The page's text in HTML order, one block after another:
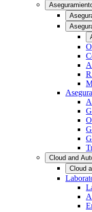
Cloud and
Cloud